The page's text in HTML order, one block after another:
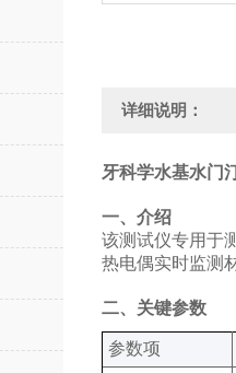
详细说明：
牙科学水基水门
‌一、介绍
该测试仪专用于
热电偶实时监测
‌二、关键参数
‌参数项‌